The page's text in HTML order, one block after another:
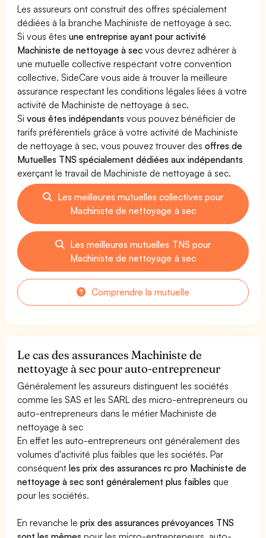
Les assureurs ont construit des offres spécialement
dédiées à la branche Machiniste de nettoyage à sec.
Si vous êtesune entreprise ayant pour activité
Machiniste de nettoyage à sec vous devrez adhérer à
une mutuelle collective respectant votre convention
collective. SideCare vous aide à trouver la meilleure
assurance respectant les conditions légales liées à votre
activité de Machiniste de nettoyage à sec.
Sivous êtes indépendants vous pouvez bénéficier de
tarifs préférentiels grâce à votre activité de Machiniste
de nettoyage à sec, vous pouvez trouver desoffres de
Mutuelles TNS spécialement dédiées aux indépendants
exerçant le travail de Machiniste de nettoyage à sec.
Les meilleures mutuelles collectives pour
Machiniste de nettoyage à sec
Les meilleures mutuelles TNS pour
Machiniste de nettoyage à sec
Comprendre la mutuelle
Le cas des assurances Machiniste de
nettoyage à sec pour auto-entrepreneur
Généralement les assureurs distinguent les sociétés
comme les SAS et les SARL des micro-entrepreneurs ou
auto-entrepreneurs dans le métier Machiniste de
nettoyage à sec
En effet les auto-entrepreneurs ont généralement des
volumes d'activité plus faibles que les sociétés. Par
conséquentles prix des assurances rc pro Machiniste de
nettoyage à sec sont généralement plus faibles que
pour les sociétés.
En revanche leprix des assurances prévoyances TNS